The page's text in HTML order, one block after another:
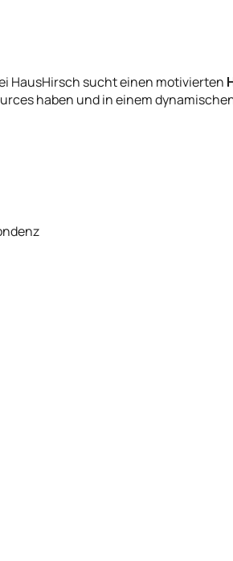
HausHirsch sucht einen motivierten
haben und in einem